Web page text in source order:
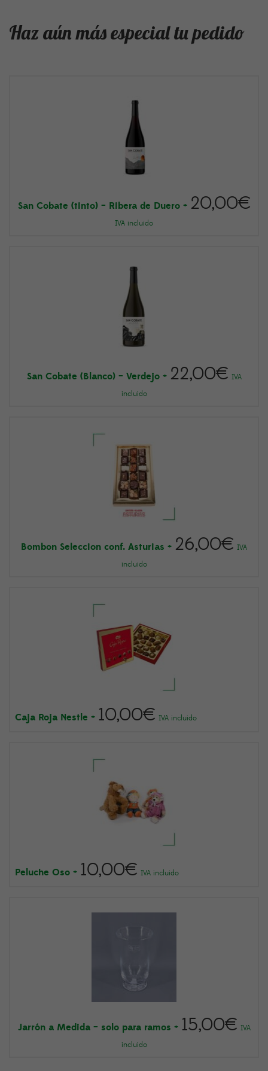
Haz aún más especial tu pedido
San Cobate (tinto) – Ribera de Duero+ 20,00€
IVA incluido
San Cobate (Blanco) – Verdejo+ 22,00€ IVA
incluido
Bombon Seleccion conf. Asturias + 26,00€ IVA
incluido
Caja Roja Nestle + 10,00€ IVA incluido
Peluche Oso + 10,00€ IVA incluido
Jarrón a Medida – solo para ramos + 15,00€ IVA
incluido